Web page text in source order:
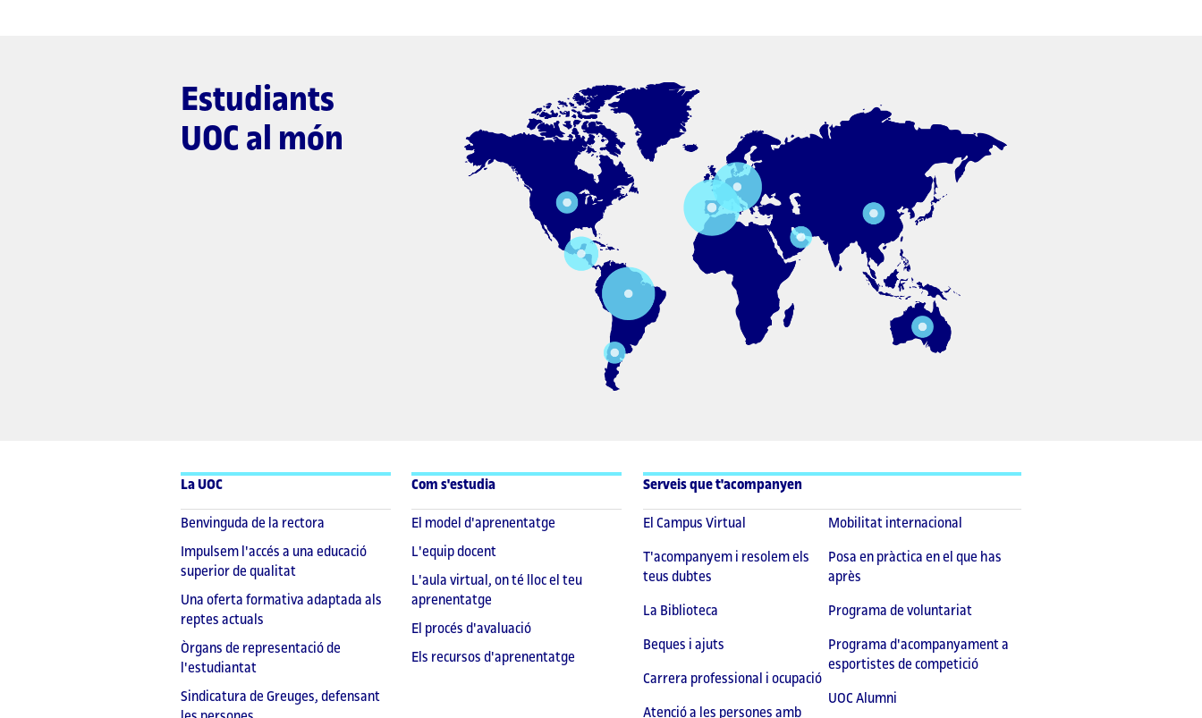
Estudiants
UOC al món
La UOC
Benvinguda de la rectora
Impulsem l'accés a una educació
superior de qualitat
Una oferta formativa adaptada als
reptes actuals
Òrgans de representació de
l'estudiantat
Sindicatura de Greuges, defensant
Com s'estudia
El model d'aprenentatge
L'equip docent
L'aula virtual, on té lloc el teu
aprenentatge
El procés d'avaluació
Els recursos d'aprenentatge
Serveis que t'acompanyen
El Campus Virtual
T'acompanyem i resolem els
teus dubtes
La Biblioteca
Beques i ajuts
Carrera professional i ocupació
Atenció a les persones amb
Mobilitat internacional
Posa en pràctica en el que has
après
Programa de voluntariat
Programa d'acompanyament a
esportistes de competició
UOC Alumni